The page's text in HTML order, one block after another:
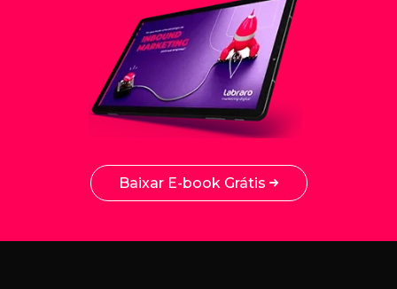
Baixar E-book Grátis